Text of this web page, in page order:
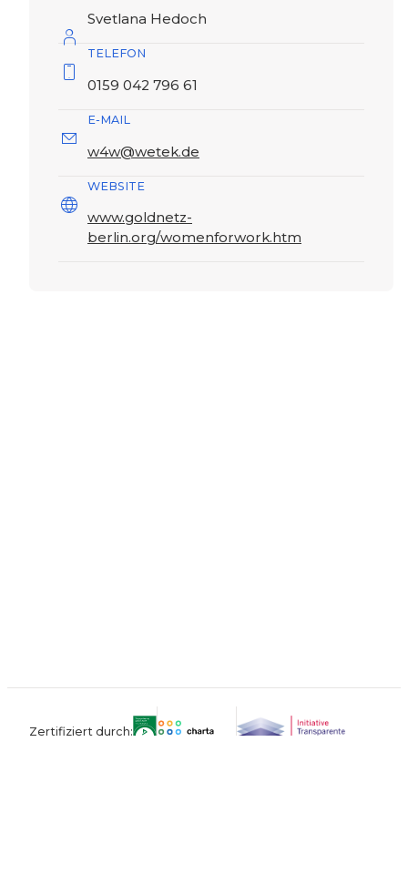
Svetlana Hedoch
TELEFON
0159 042 796 61
E-MAIL
w4w@wetek.de
WEBSITE
www.goldnetz-
berlin.org/womenforwork.htm
Zertifiziert durch: